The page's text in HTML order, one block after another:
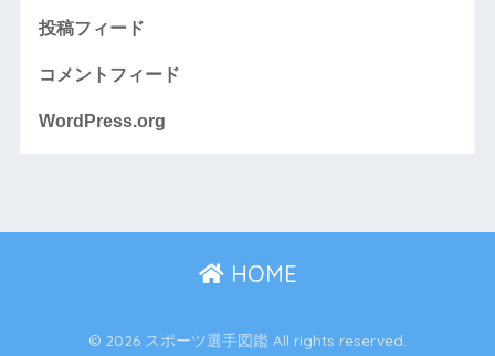
投稿フィード
コメントフィード
WordPress.org
HOME
© 2026 スポーツ選手図鑑 All rights reserved.